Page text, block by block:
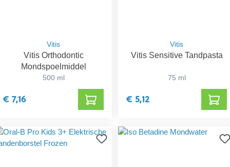
Vitis
Vitis Orthodontic
Mondspoelmiddel
500 ml
€ 7,16
Vitis
Vitis Sensitive Tandpasta
75 ml
€ 5,12